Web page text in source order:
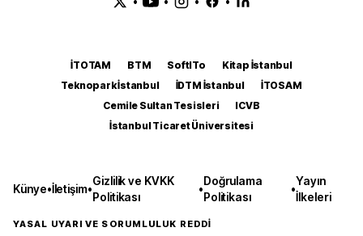
İTOTAM BTM SoftITo
Kitap İstanbul
Teknopark İstanbul
İDTM İstanbul
İTOSAM
Cemile Sultan Tesisleri
ICVB
İstanbul Ticaret Üniversitesi
Künye•İletişim•
Gizlilik ve KVKK
Politikası
•
Doğrulama
Politikası
•
Yayın
İlkeleri
YASAL UYARI VE SORUMLULUK REDDİ